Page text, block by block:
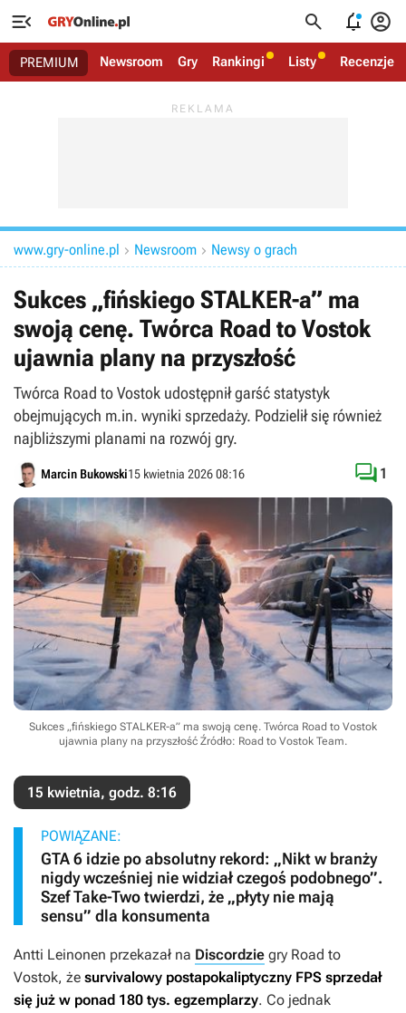
   
PREMIUM Newsroom Gry Rankingi Listy Recenzje
www.gry-online.pl  Newsroom  Newsy o grach
Sukces „fińskiego STALKER-a” ma
swoją cenę. Twórca Road to Vostok
ujawnia plany na przyszłość
Twórca Road to Vostok udostępnił garść statystyk
obejmujących m.in. wyniki sprzedaży. Podzielił się również
najbliższymi planami na rozwój gry.
Marcin Bukowski15 kwietnia 2026 08:16  1
Sukces „fińskiego STALKER-a” ma swoją cenę. Twórca Road to Vostok
ujawnia plany na przyszłość Źródło: Road to Vostok Team.
15 kwietnia, godz. 8:16
POWIĄZANE:
GTA 6 idzie po absolutny rekord: „Nikt w branży
nigdy wcześniej nie widział czegoś podobnego”.
Szef Take-Two twierdzi, że „płyty nie mają
sensu” dla konsumenta
Antti Leinonen przekazał na Discordzie gry Road to
Vostok, że survivalowy postapokaliptyczny FPS sprzedał
się już w ponad 180 tys. egzemplarzy. Co jednak